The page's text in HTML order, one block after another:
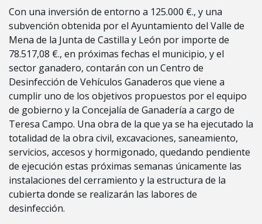
Con una inversión de entorno a 125.000 €., y una
subvención obtenida por el Ayuntamiento del Valle de
Mena de la Junta de Castilla y León por importe de
78.517,08 €., en próximas fechas el municipio, y el
sector ganadero, contarán con un Centro de
Desinfección de Vehículos Ganaderos que viene a
cumplir uno de los objetivos propuestos por el equipo
de gobierno y la Concejalía de Ganadería a cargo de
Teresa Campo. Una obra de la que ya se ha ejecutado la
totalidad de la obra civil, excavaciones, saneamiento,
servicios, accesos y hormigonado, quedando pendiente
de ejecución estas próximas semanas únicamente las
instalaciones del cerramiento y la estructura de la
cubierta donde se realizarán las labores de
desinfección.